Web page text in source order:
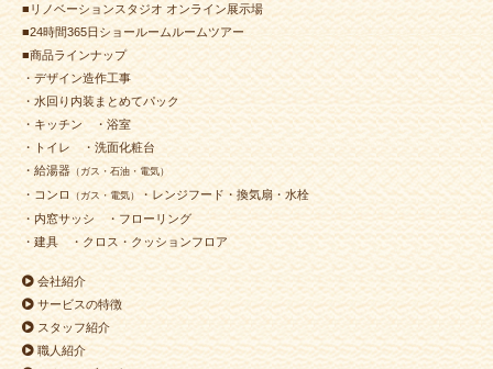
■リノベーションスタジオ オンライン展示場
■24時間365日ショールームルームツアー
■商品ラインナップ
・デザイン造作工事
・水回り内装まとめてパック
・キッチン
・浴室
・トイレ
・洗面化粧台
・給湯器 （ガス・石油・電気）
・コンロ （ガス・電気）・レンジフード・換気扇・水栓
・内窓サッシ
・フローリング
・建具
・クロス・クッションフロア
会社紹介
サービスの特徴
スタッフ紹介
職人紹介